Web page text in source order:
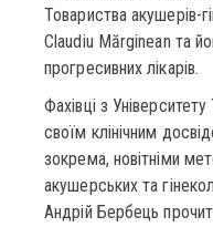
Товариства акушерів-
Claudiu Mărginean та
прогресивних лікарів.
Фахівці з
своїм клінічним
зокрема, новітніми
акушерських та
Андрій Бербець